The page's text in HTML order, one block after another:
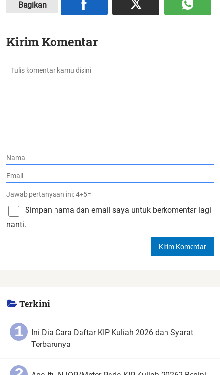
Bagikan
Kirim Komentar
Simpan nama dan email saya untuk berkomentar lagi
nanti.
Terkini
Ini Dia Cara Daftar KIP Kuliah 2026 dan Syarat
Terbarunya